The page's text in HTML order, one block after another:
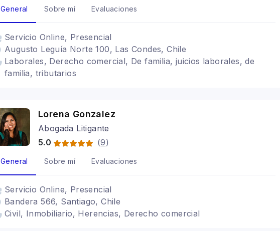
General Sobre mí Evaluaciones
Servicio Online, Presencial
Augusto Leguía Norte 100, Las Condes, Chile
Laborales, Derecho comercial, De familia, juicios laborales, de
familia, tributarios
Lorena Gonzalez
Abogada Litigante
5.0
(9)
General Sobre mí Evaluaciones
Servicio Online, Presencial
Bandera 566, Santiago, Chile
Civil, Inmobiliario, Herencias, Derecho comercial